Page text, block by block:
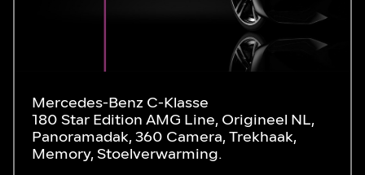
Mercedes-Benz C-Klasse
180 Star Edition AMG Line, Origineel NL,
Panoramadak, 360 Camera, Trekhaak,
Memory, Stoelverwarming.